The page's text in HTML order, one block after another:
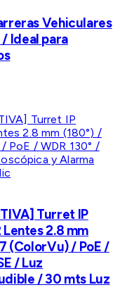
Vehiculares
/ Ideal para
Turret IP
2.8 mm
(ColorVu) / PoE /
/ Luz
/ 30 mts Luz